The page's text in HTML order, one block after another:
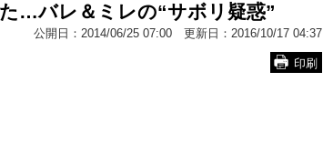
…バレ＆ミレの“サボリ疑惑”
公開日： 2014/06/25 07:00 更新日： 2016/10/17 04:37
印刷